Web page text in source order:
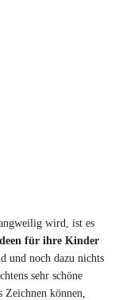
wird, ist es
für ihre Kinder
und noch dazu nichts
sehr schöne
können,